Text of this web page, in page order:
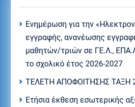
Eνημέρωση για την
εγγραφής, ανανέωσης
μαθητών/τριών σε ΓΕ.Λ.,
το σχολικό έτος 2026-2027
ΤΕΛΕΤΗ ΑΠΟΦΟΙΤΗΣΗΣ ΤΑΞΗ
Ετήσια έκθεση εσωτερικής